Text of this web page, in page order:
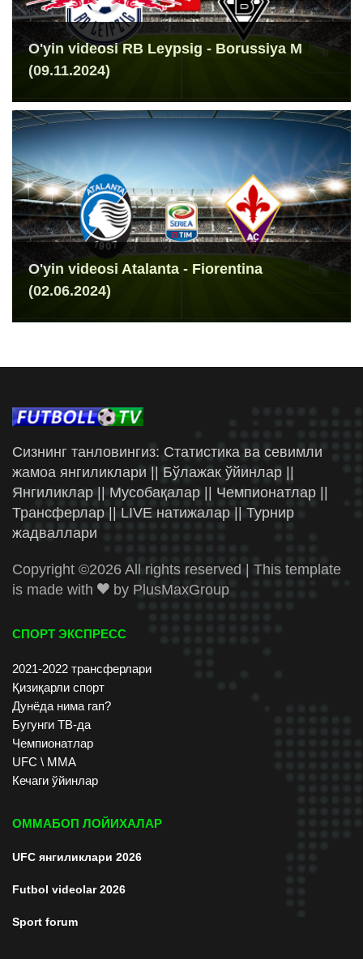
O'yin videosi RB Leypsig - Borussiya M
(09.11.2024)
O'yin videosi Atalanta - Fiorentina
(02.06.2024)
Сизнинг танловингиз: Статистика ва севимли
жамоа янгиликлари || Бўлажак ўйинлар ||
Янгиликлар || Мусобақалар || Чемпионатлар ||
Трансферлар || LIVE натижалар || Турнир
жадваллари
Copyright ©2026 All rights reserved | This template
is made with
by PlusMaxGroup
СПОРТ ЭКСПРЕСС
2021-2022 трансферлари
Қизиқарли спорт
Дунёда нима гап?
Бугунги ТВ-да
Чемпионатлар
UFC \ ММА
Кечаги ўйинлар
ОММАБОП ЛОЙИХАЛАР
UFC янгиликлари 2026
Futbol videolar 2026
Sport forum